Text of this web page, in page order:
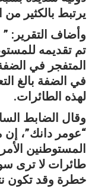
يرتبط بالكثير
وأضاف التقرير:
تم تقديمه
المتفجر في
في الضفة بالغ
لهذه الطائرات.
وقال الضابط
“عومر دانك”،
المستوطنين
طائرات لا ترى
خطرة وقد تكون